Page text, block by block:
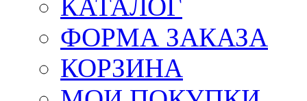
КАТАЛОГ
ФОРМА ЗАКАЗА
КОРЗИНА